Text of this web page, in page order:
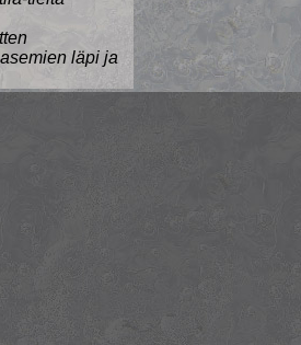
läpi ja